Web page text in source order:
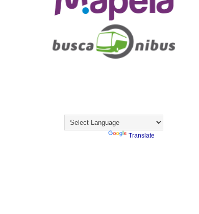
Translate